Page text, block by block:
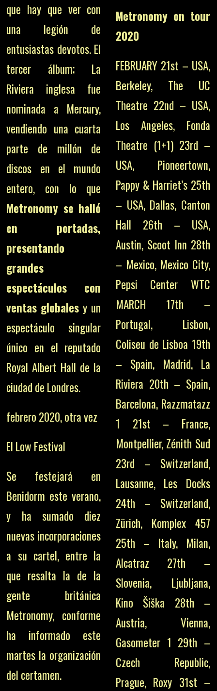
que hay que ver con
una legión de
entusiastas devotos. El
tercer álbum; La
Riviera inglesa fue
nominada a Mercury,
vendiendo una cuarta
parte de millón de
discos en el mundo
entero, con lo que
Metronomy se halló
en portadas,
presentando
grandes
espectáculos con
ventas globales y un
espectáculo singular
único en el reputado
Royal Albert Hall de la
ciudad de Londres.
febrero 2020, otra vez
El Low Festival
Se festejará en
Benidorm este verano,
y ha sumado diez
nuevas incorporaciones
a su cartel, entre la
que resalta la de la
gente británica
Metronomy, conforme
ha informado este
martes la organización
del certamen.
Metronomy on tour
2020
FEBRUARY 21st – USA,
Berkeley, The UC
Theatre 22nd – USA,
Los Angeles, Fonda
Theatre (1+1) 23rd –
USA, Pioneertown,
Pappy & Harriet’s 25th
– USA, Dallas, Canton
Hall 26th – USA,
Austin, Scoot Inn 28th
– Mexico, Mexico City,
Pepsi Center WTC
MARCH 17th –
Portugal, Lisbon,
Coliseu de Lisboa 19th
– Spain, Madrid, La
Riviera 20th – Spain,
Barcelona, Razzmatazz
1 21st – France,
Montpellier, Zénith Sud
23rd – Switzerland,
Lausanne, Les Docks
24th – Switzerland,
Zürich, Komplex 457
25th – Italy, Milan,
Alcatraz 27th –
Slovenia, Ljubljana,
Kino Šiška 28th –
Austria, Vienna,
Gasometer 1 29th –
Czech Republic,
Prague, Roxy 31st –